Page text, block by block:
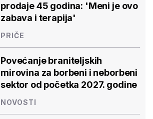
prodaje 45 godina: 'Meni je ovo
zabava i terapija'
PRIČE
Povećanje braniteljskih
mirovina za borbeni i neborbeni
sektor od početka 2027. godine
NOVOSTI